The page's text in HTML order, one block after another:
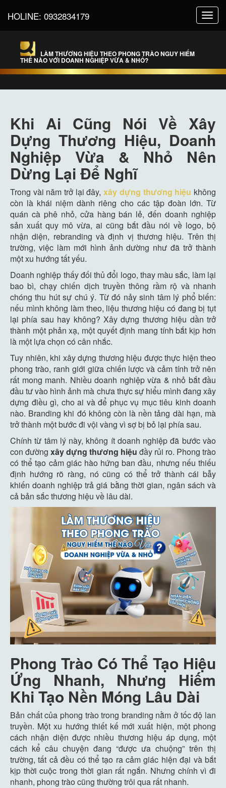
HOLINE: 0932834179
LÀM THƯƠNG HIỆU THEO PHONG TRÀO NGUY HIỂM
THẾ NÀO VỚI DOANH NGHIỆP VỪA & NHỎ?
Khi Ai Cũng Nói Về Xây
Dựng Thương Hiệu, Doanh
Nghiệp Vừa & Nhỏ Nên
Dừng Lại Để Nghĩ
Trong vài năm trở lại đây,xây dựng thương hiệu không
còn là khái niệm dành riêng cho các tập đoàn lớn. Từ
quán cà phê nhỏ, cửa hàng bán lẻ, đến doanh nghiệp
sản xuất quy mô vừa, ai cũng bắt đầu nói về logo, bộ
nhận diện, rebranding và định vị thương hiệu. Trên thị
trường, việc làm mới hình ảnh dường như đã trở thành
một xu hướng tất yếu.
Doanh nghiệp thấy đối thủ đổi logo, thay màu sắc, làm lại
bao bì, chạy chiến dịch truyền thông rầm rộ và nhanh
chóng thu hút sự chú ý. Từ đó nảy sinh tâm lý phổ biến:
nếu mình không làm theo, liệu thương hiệu có đang bị tụt
lại phía sau hay không? Xây dựng thương hiệu dần trở
thành một phản xạ, một quyết định mang tính bắt kịp hơn
là một lựa chọn có cân nhắc.
Tuy nhiên, khi xây dựng thương hiệu được thực hiện theo
phong trào, ranh giới giữa chiến lược và cảm tính trở nên
rất mong manh. Nhiều doanh nghiệp vừa & nhỏ bắt đầu
đầu tư vào hình ảnh mà chưa thực sự hiểu mình đang xây
dựng điều gì, cho ai và để phục vụ mục tiêu kinh doanh
nào. Branding khi đó không còn là nền tảng dài hạn, mà
trở thành một bước đi vội vàng vì sợ bị bỏ lại phía sau.
Chính từ tâm lý này, không ít doanh nghiệp đã bước vào
con đường xây dựng thương hiệu đầy rủi ro. Phong trào
có thể tạo cảm giác hào hứng ban đầu, nhưng nếu thiếu
định hướng rõ ràng, nó cũng có thể trở thành cái bẫy
khiến doanh nghiệp trả giá bằng thời gian, ngân sách và
cả bản sắc thương hiệu về lâu dài.
Phong Trào Có Thể Tạo Hiệu
Ứng Nhanh, Nhưng Hiếm
Khi Tạo Nền Móng Lâu Dài
Bản chất của phong trào trong branding nằm ở tốc độ lan
truyền. Một xu hướng thiết kế mới xuất hiện, một phong
cách nhận diện được nhiều thương hiệu áp dụng, một
cách kể câu chuyện đang “được ưa chuộng” trên thị
trường, tất cả đều có thể tạo ra cảm giác hiện đại và bắt
kịp thời cuộc trong thời gian rất ngắn. Nhưng chính vì đi
nhanh, phong trào cũng thường trôi qua rất nhanh.